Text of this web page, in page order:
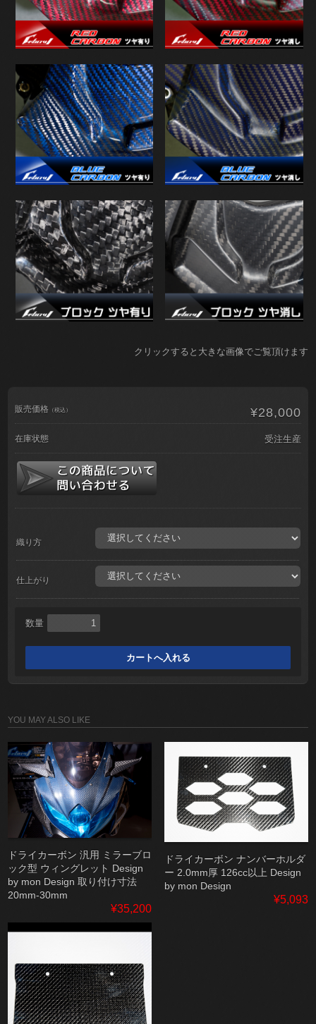
クリックすると大きな画像でご覧頂けます
販売価格 （税込） ¥28,000
在庫状態 受注生産
織り方
仕上がり
数量
YOU MAY ALSO LIKE
ドライカーボン 汎用 ミラーブロ
ック型 ウィングレット Design
by mon Design 取り付け寸法
20mm-30mm
¥35,200
ドライカーボン ナンバーホルダ
ー 2.0mm厚 126cc以上 Design
by mon Design
¥5,093